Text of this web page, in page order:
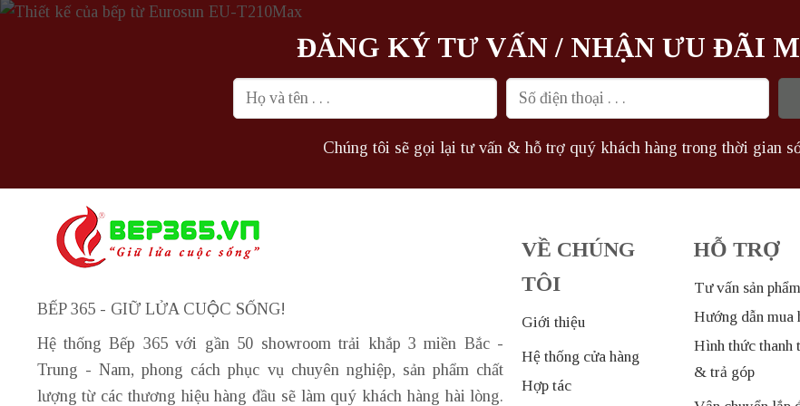
ĐĂNG KÝ TƯ VẤN / NHẬN ƯU ĐÃI
Chúng tôi sẽ gọi lại tư vấn & hỗ trợ quý khách hàng trong thời gian
BẾP 365 - GIỮ LỬA CUỘC SỐNG!
Hệ thống Bếp 365 với gần 50 showroom trải khắp 3 miền Bắc -
Trung - Nam, phong cách phục vụ chuyên nghiệp, sản phẩm chất
lượng từ các thương hiệu hàng đầu sẽ làm quý khách hàng hài lòng.
VỀ CHÚNG
TÔI
Giới thiệu
Hệ thống cửa hàng
Hợp tác
HỖ TRỢ
Tư vấn sản phẩm
Hướng dẫn mua
Hình thức thanh
& trả góp